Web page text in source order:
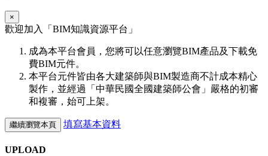
×
歡迎加入「 BIM知識資源平台」
成為本平台會員，您將可以任意瀏覽BIM產品及下載免
費BIM元件。
本平台元件皆由各大建築師與BIM製造商不計成本精心
製作，並經過「中華民國全國建築師公會」嚴格的初審
和複審，始可上架。
繼續瀏覽本頁 填寫基本資料
UPLOAD